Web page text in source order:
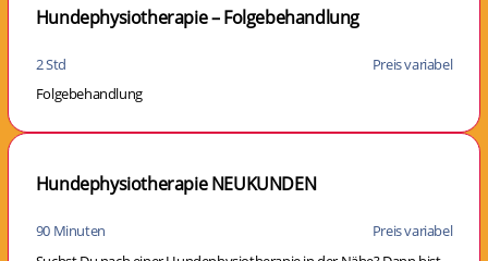
Hundephysiotherapie – Folgebehandlung
2 Std
Preis variabel
Folgebehandlung
Hundephysiotherapie NEUKUNDEN
90 Minuten
Preis variabel